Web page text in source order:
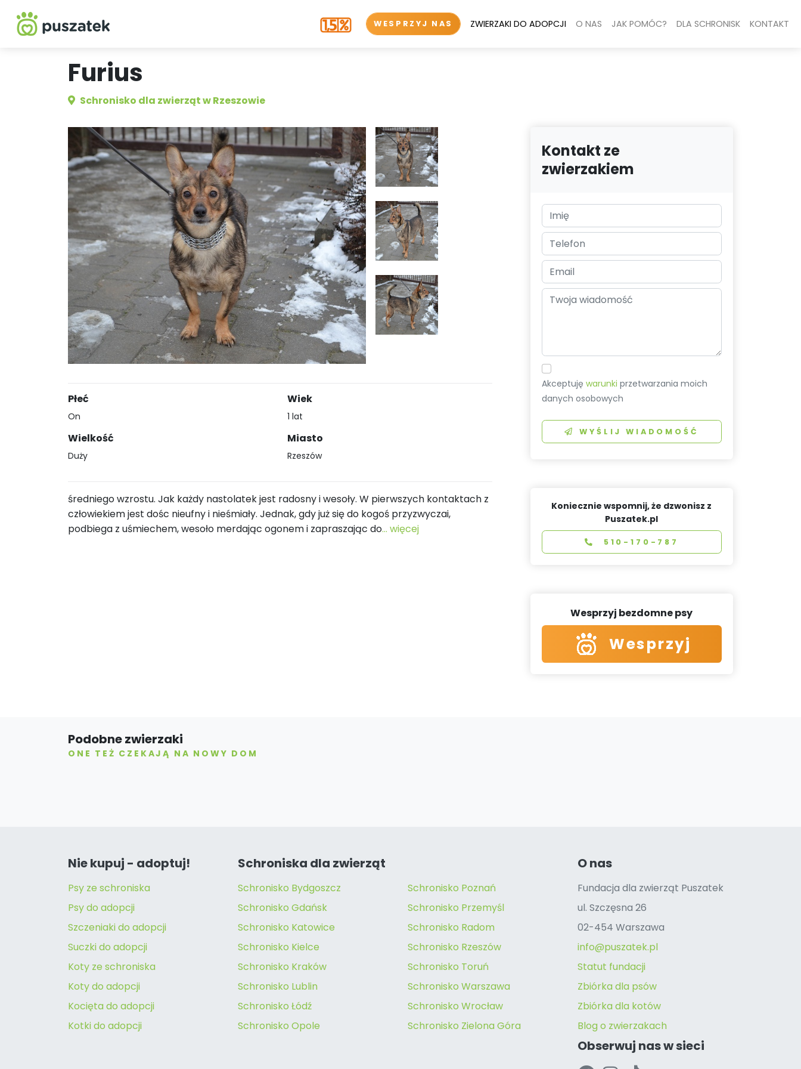
WESPRZYJ NAS ZWIERZAKI DO ADOPCJI O NAS JAK POMÓC? DLA SCHRONISK KONTAKT
Furius
Schronisko dla zwierząt w Rzeszowie
Płeć
On
Wielkość
Duży
Wiek
1 lat
Miasto
Rzeszów
średniego wzrostu. Jak każdy nastolatek jest radosny i wesoły. W pierwszych kontaktach z
człowiekiem jest dośc nieufny i nieśmiały. Jednak, gdy już się do kogoś przyzwyczai,
podbiega z uśmiechem, wesoło merdając ogonem i zapraszając do... więcej
Kontakt ze
zwierzakiem
Akceptujęwarunki przetwarzania moich
danych osobowych
WYŚLIJ WIADOMOŚĆ
Koniecznie wspomnij, że dzwonisz z
Puszatek.pl
510-170-787
Wesprzyj bezdomne psy
Wesprzyj
Podobne zwierzaki
ONE TEŻ CZEKAJĄ NA NOWY DOM
Nie kupuj - adoptuj!
Psy ze schroniska
Psy do adopcji
Szczeniaki do adopcji
Suczki do adopcji
Koty ze schroniska
Koty do adopcji
Kocięta do adopcji
Kotki do adopcji
Schroniska dla zwierząt
Schronisko Bydgoszcz
Schronisko Gdańsk
Schronisko Katowice
Schronisko Kielce
Schronisko Kraków
Schronisko Lublin
Schronisko Łódź
Schronisko Opole
Schronisko Poznań
Schronisko Przemyśl
Schronisko Radom
Schronisko Rzeszów
Schronisko Toruń
Schronisko Warszawa
Schronisko Wrocław
Schronisko Zielona Góra
O nas
Fundacja dla zwierząt Puszatek
ul. Szczęsna 26
02-454 Warszawa
info@puszatek.pl
Statut fundacji
Zbiórka dla psów
Zbiórka dla kotów
Blog o zwierzakach
Obserwuj nas w sieci